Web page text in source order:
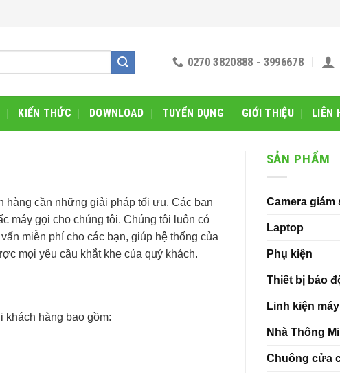
0270 3820888 - 3996678
KIẾN THỨC DOWNLOAD TUYỂN DỤNG GIỚI THIỆU LIÊN
hàng cần những giải pháp tối ưu. Các bạn
máy gọi cho chúng tôi. Chúng tôi luôn có
miễn phí cho các bạn, giúp hệ thống của
mọi yêu cầu khắt khe của quý khách.
khách hàng bao gồm:
SẢN PHẨM
Camera giám
Laptop
Phụ kiện
Thiết bị báo
Linh kiện
Nhà Thông
Chuông cửa